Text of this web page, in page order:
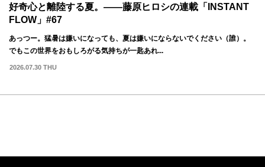
好奇心と離陸する夏。——藤原ヒロシの連載「INSTANT
FLOW」#67
あっつー。猛暑は嫌いになっても、夏は嫌いにならないでください（誰）。
でもこの世界をおもしろがる気持ちが一匙あれ...
2026.07.30 THU